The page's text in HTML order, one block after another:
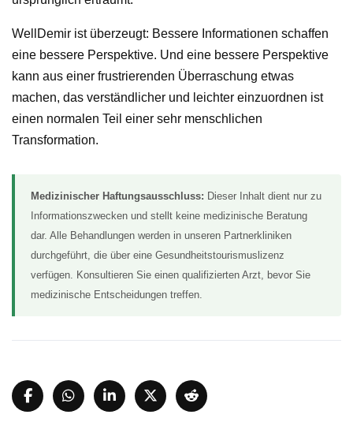
WellDemir ist überzeugt: Bessere Informationen schaffen
eine bessere Perspektive. Und eine bessere Perspektive
kann aus einer frustrierenden Überraschung etwas
machen, das verständlicher und leichter einzuordnen ist
einen normalen Teil einer sehr menschlichen
Transformation.
Medizinischer Haftungsausschluss: Dieser Inhalt dient nur zu
Informationszwecken und stellt keine medizinische Beratung
dar. Alle Behandlungen werden in unseren Partnerkliniken
durchgeführt, die über eine Gesundheitstourismuslizenz
verfügen. Konsultieren Sie einen qualifizierten Arzt, bevor Sie
medizinische Entscheidungen treffen.